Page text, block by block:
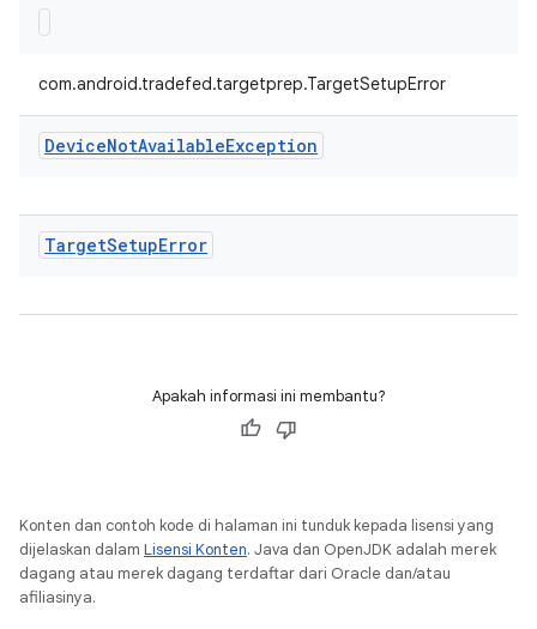
com.android.tradefed.targetprep.TargetSetupError
DeviceNotAvailableException
TargetSetupError
Apakah informasi ini membantu?
Konten dan contoh kode di halaman ini tunduk kepada lisensi yang
dijelaskan dalam Lisensi Konten. Java dan OpenJDK adalah merek
dagang atau merek dagang terdaftar dari Oracle dan/atau
afiliasinya.